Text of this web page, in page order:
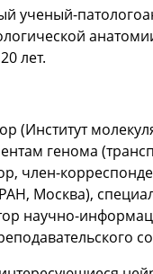
ученый-
лет.
(Институт
генома
член-
Москва),
научно-